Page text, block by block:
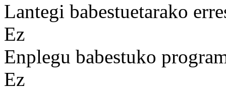
Lantegi babestuetarako
Ez
Enplegu babestuko
Ez